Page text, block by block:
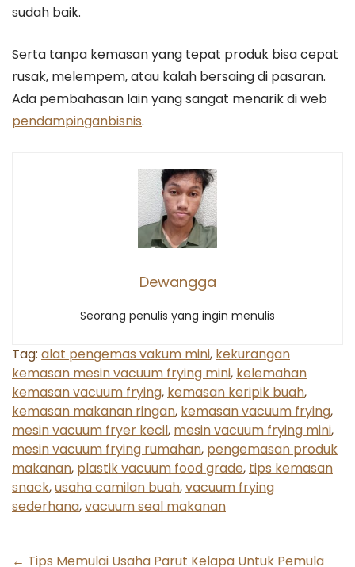
sudah baik.
Serta tanpa kemasan yang tepat produk bisa cepat
rusak, melempem, atau kalah bersaing di pasaran.
Ada pembahasan lain yang sangat menarik di web
pendampinganbisnis.
Dewangga
Seorang penulis yang ingin menulis
Tag: alat pengemas vakum mini, kekurangan
kemasan mesin vacuum frying mini, kelemahan
kemasan vacuum frying, kemasan keripik buah,
kemasan makanan ringan, kemasan vacuum frying,
mesin vacuum fryer kecil, mesin vacuum frying mini,
mesin vacuum frying rumahan, pengemasan produk
makanan, plastik vacuum food grade, tips kemasan
snack,usaha camilan buah,vacuum frying
sederhana,vacuum seal makanan
← Tips Memulai Usaha Parut Kelapa Untuk Pemula